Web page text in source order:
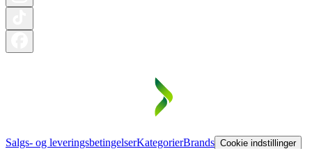
Salgs- og leveringsbetingelserKategorierBrands Cookie indstillinger